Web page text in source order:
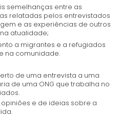
semelhanças entre as
relatadas pelos entrevistados
e as experiências de outros
atualidade;
a migrantes e a refugiados
na comunidade.
de uma entrevista a uma
de uma ONG que trabalha no
opiniões e de ideias sobre a